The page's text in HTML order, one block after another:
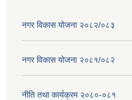
नगर विकास योजना २०८२/०८३
नगर विकास योजना २०८१/०८२
नीति तथा कार्यक्रम २०८०-०८१